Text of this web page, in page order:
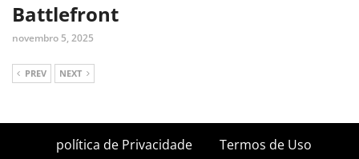
Battlefront
novembro 5, 2025
PREV NEXT
política de Privacidade
Termos de Uso